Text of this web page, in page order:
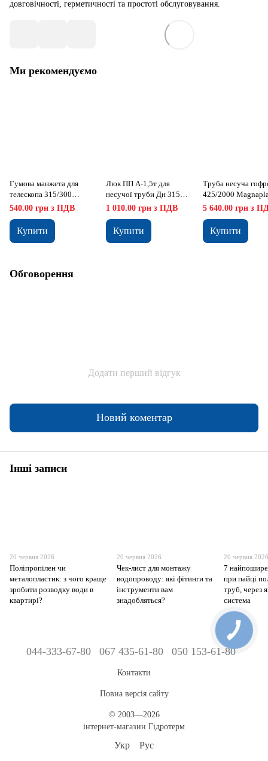
довговічності, герметичності та простоті обслуговування.
Ми рекомендуємо
Гумова манжета для
телескопа 315/300
Magnaplast
540.00 грн з ПДВ
Купити
Люк ПП А-1,5т для
несучої труби Дн 315
Magnaplast
1 010.00 грн з ПДВ
Купити
Труба несуча
425/2000
5 640.00 грн з
Купити
Обговорення
Додати перший відгук
Новий коментар
Інші записи
20 червня 2026
Поліпропілен чи
металопластик: з чого краще
зробити розводку води в
квартирі?
20 червня 2026
Чек-лист для монтажу
водопроводу: які фітинги та
інструменти вам
знадобляться?
20 червня
7
при пайці
труб, через
система
044-333-67-80 067 435-61-80 050 153-61-80
Контакти
Повна версія сайту
© 2003—2026
інтернет-магазин Гідротерм
Укр Рус